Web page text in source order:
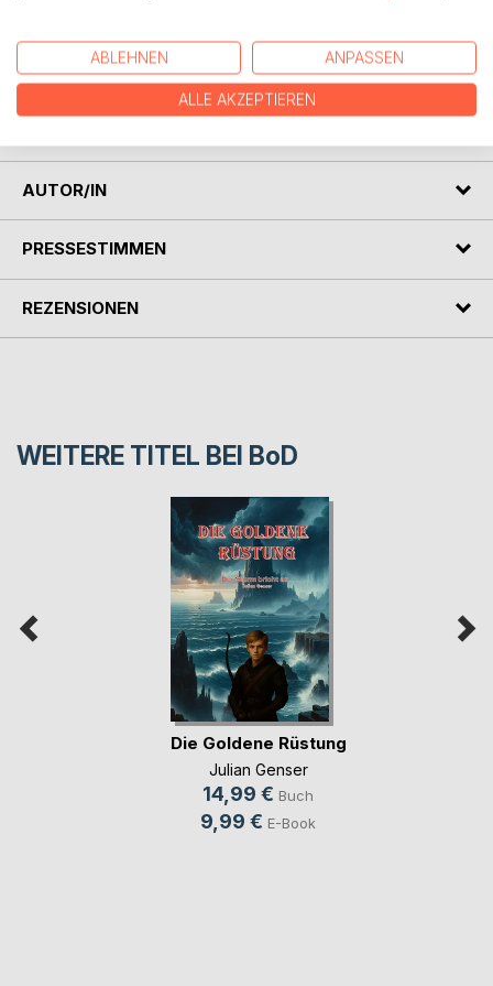
Magierin Aramas, dem Schützen Surho und dem General
Solon durch das Land voller Monster zu reisen, die Rüstung
zu finden und zu zerstören. Nur so können sie ihr zu Hause
AUTOR/IN
PRESSESTIMMEN
REZENSIONEN
WEITERE TITEL BEI BoD
Die Goldene Rüstung
Julian Genser
14,99 € Buch
9,99 € E-Book
ABLEHNEN ANPASSEN
ALLE AKZEPTIEREN